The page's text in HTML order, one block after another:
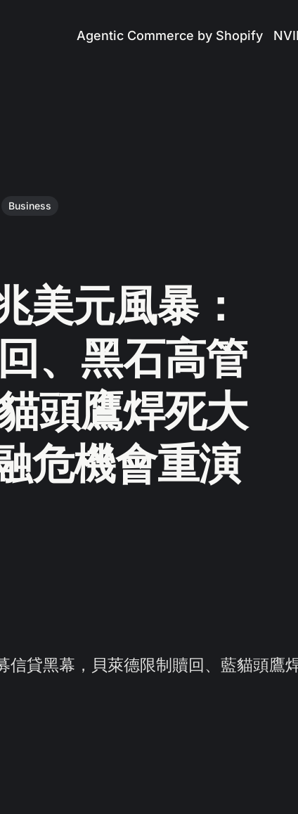
Agentic Commerce by Shopify
Business
美元風暴：
、黑石高管
頭鷹焊死大
危機會重演
信貸黑幕，貝萊德限制贖回、藍貓頭鷹